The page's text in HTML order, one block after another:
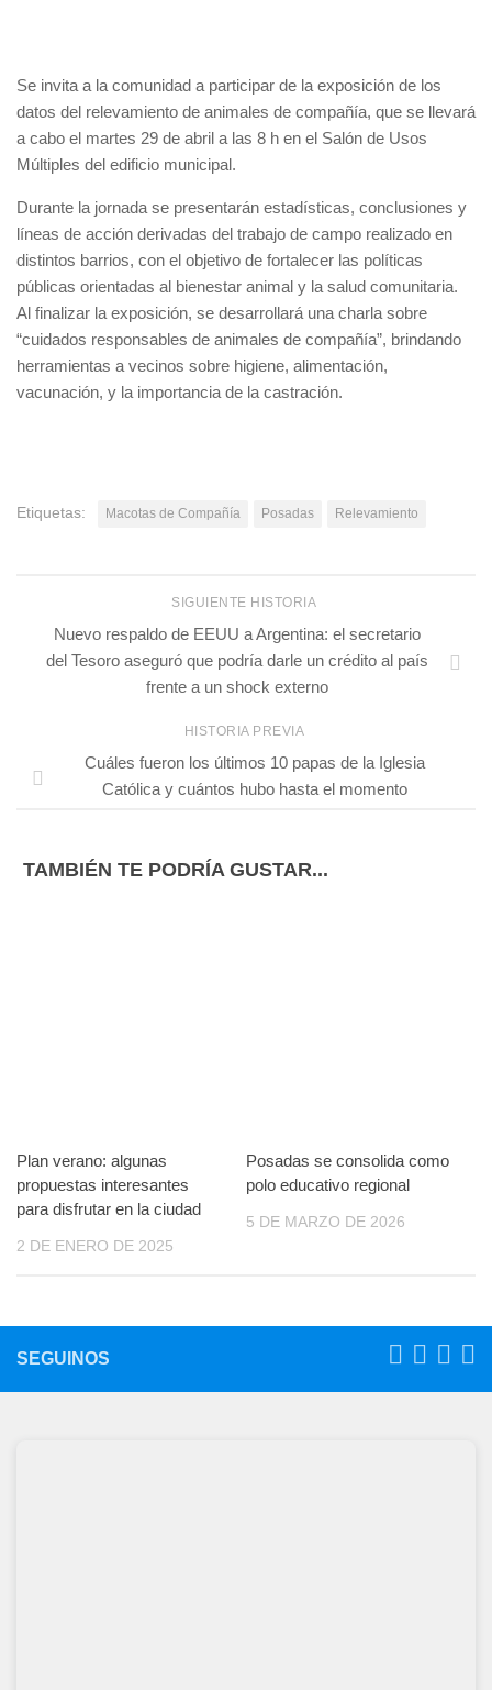
Se invita a la comunidad a participar de la exposición de los
datos del relevamiento de animales de compañía, que se llevará
a cabo el martes 29 de abril a las 8 h en el Salón de Usos
Múltiples del edificio municipal.
Durante la jornada se presentarán estadísticas, conclusiones y
líneas de acción derivadas del trabajo de campo realizado en
distintos barrios, con el objetivo de fortalecer las políticas
públicas orientadas al bienestar animal y la salud comunitaria.
Al finalizar la exposición, se desarrollará una charla sobre
“cuidados responsables de animales de compañía”, brindando
herramientas a vecinos sobre higiene, alimentación,
vacunación, y la importancia de la castración.
Etiquetas: Macotas de Compañía Posadas Relevamiento
SIGUIENTE HISTORIA
Nuevo respaldo de EEUU a Argentina: el secretario
del Tesoro aseguró que podría darle un crédito al país
frente a un shock externo
HISTORIA PREVIA
Cuáles fueron los últimos 10 papas de la Iglesia
Católica y cuántos hubo hasta el momento
TAMBIÉN TE PODRÍA GUSTAR...
Plan verano: algunas
propuestas interesantes
para disfrutar en la ciudad
2 DE ENERO DE 2025
Posadas se consolida como
polo educativo regional
5 DE MARZO DE 2026
SEGUINOS